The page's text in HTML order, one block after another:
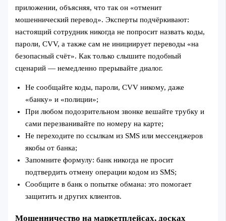
приложении, объясняя, что так он «отменит
мошеннический перевод». Эксперты подчёркивают:
настоящий сотрудник никогда не попросит назвать коды,
пароли, CVV, а также сам не инициирует переводы «на
безопасный счёт». Как только слышите подобный
сценарий — немедленно прерывайте диалог.
Не сообщайте коды, пароли, CVV никому, даже
«банку» и «полиции»;
При любом подозрительном звонке вешайте трубку и
сами перезванивайте по номеру на карте;
Не переходите по ссылкам из SMS или мессенджеров
якобы от банка;
Запомните формулу: банк никогда не просит
подтвердить отмену операции кодом из SMS;
Сообщите в банк о попытке обмана: это помогает
защитить и других клиентов.
Мошенничество на маркетплейсах, досках